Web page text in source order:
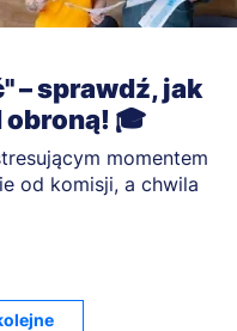
– sprawdź, jak
🎓
momentem
od komisji, a chwila